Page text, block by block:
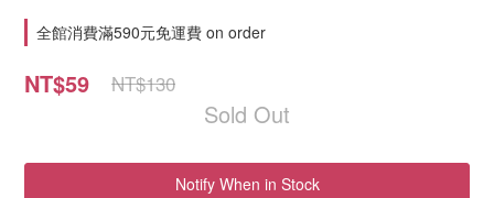
全館消費滿590元免運費 on order
NT$59 NT$130
Sold Out
Notify When in Stock